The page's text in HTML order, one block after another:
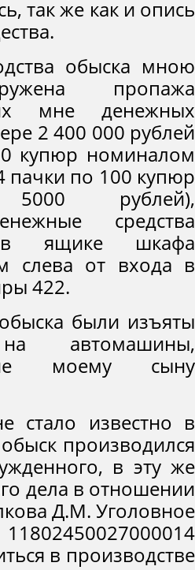
так же как и опись
обыска мною
пропажа
мне денежных
2 400 000 рублей
купюр номиналом
пачки по 100 купюр
5000 рублей),
средства
в ящике шкафа
слева от входа в
422.
были изъяты
автомашины,
моему сыну
стало известно в
производился
в эту же
дела в отношении
Д.М. Уголовное
в производстве